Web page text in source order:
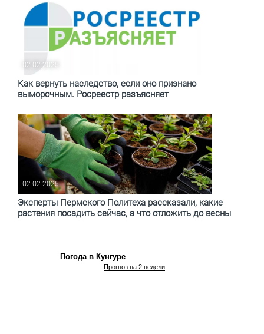
02.02.2025
Как вернуть наследство, если оно признано
выморочным. Росреестр разъясняет
02.02.2025
Эксперты Пермского Политеха рассказали, какие
растения посадить сейчас, а что отложить до весны
Погода в Кунгуре
Прогноз на 2 недели